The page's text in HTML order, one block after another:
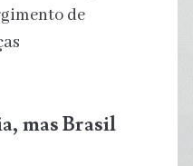
de
mas Brasil